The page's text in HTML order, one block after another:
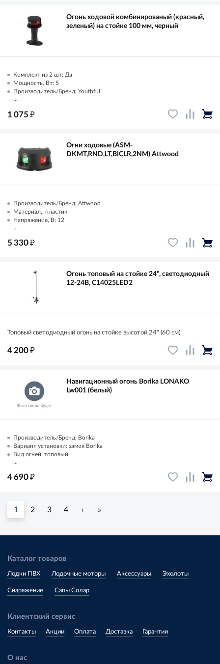
Огонь ходовой комбинированый (красный,
зеленый) на стойке 100 мм, черный
Комплект из 2 шт: Да
Мощность, Вт: 5
Производитель/Бренд: Youthful
...
1 075₽
Огни ходовые (ASM-
DKMT,RND,LT,BICLR,2NM) Attwood
Производитель/Бренд: Attwood
Материал,: пластик
Напряжение, В: 12
...
5 330₽
Огонь топовый на стойке 24", светодиодный
12-24В, C14025LED2
Топовый светодиодный огонь на стойке высотой 24" (60 см)
4 200₽
Навигационный огонь Borika LONAKO
Lw001 (белый)
Производитель/Бренд: Borika
Вариант установки: замок Borika
Вид огней: топовый
...
4 690₽
1 2 3 4 › »
Каталог товаров
Лодки ПВХ Лодочные моторы Аксессуары Эхолоты
Снаряжение Сапы Солар
Клиентский сервис
Контакты Акции Оплата Доставка Гарантии
О нас